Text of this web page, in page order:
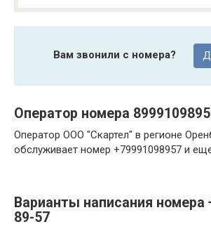
Вам звонили с номера?
Оператор номера
Оператор ООО "Скартел" в регионе
обслуживает номер +79991098957 и
Варианты написания номера
89-57